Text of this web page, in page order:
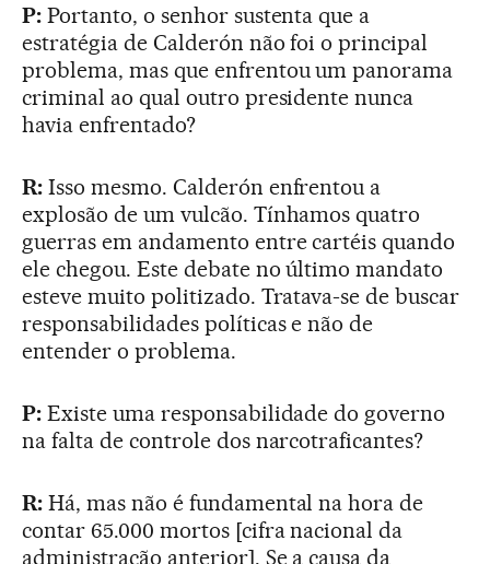
P:Portanto, o senhor sustenta que a
estratégia de Calderón não foi o principal
problema, mas que enfrentou um panorama
criminal ao qual outro presidente nunca
havia enfrentado?
R:Isso mesmo. Calderón enfrentou a
explosão de um vulcão. Tínhamos quatro
guerras em andamento entre cartéis quando
ele chegou. Este debate no último mandato
esteve muito politizado. Tratava-se de buscar
responsabilidades políticas e não de
entender o problema.
P:Existe uma responsabilidade do governo
na falta de controle dos narcotraficantes?
R:Há, mas não é fundamental na hora de
contar 65.000 mortos [cifra nacional da
administração anterior]. Se a causa da